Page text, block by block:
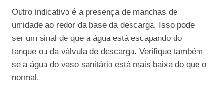
Outro indicativo é a presença de manchas de
umidade ao redor da base da descarga. Isso pode
ser um sinal de que a água está escapando do
tanque ou da válvula de descarga. Verifique também
se a água do vaso sanitário está mais baixa do que o
normal.